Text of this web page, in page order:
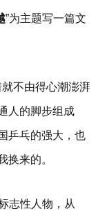
”为主题写一篇文
不由得心潮澎湃
人的脚步组成
乒乓的强大，也
换来的。
志性人物，从